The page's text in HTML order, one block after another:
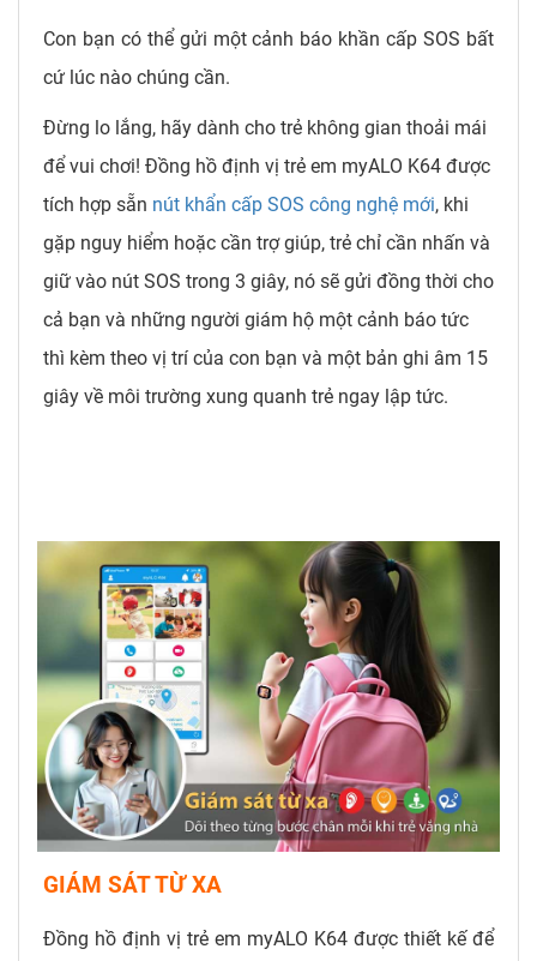
Con bạn có thể gửi một cảnh báo khần cấp SOS bất
cứ lúc nào chúng cần.
Đừng lo lắng, hãy dành cho trẻ không gian thoải mái
để vui chơi! Đồng hồ định vị trẻ em myALO K64 được
tích hợp sẵn nút khẩn cấp SOS công nghệ mới, khi
gặp nguy hiểm hoặc cần trợ giúp, trẻ chỉ cần nhấn và
giữ vào nút SOS trong 3 giây, nó sẽ gửi đồng thời cho
cả bạn và những người giám hộ một cảnh báo tức
thì kèm theo vị trí của con bạn và một bản ghi âm 15
giây về môi trường xung quanh trẻ ngay lập tức.
GIÁM SÁT TỪ XA
Đồng hồ định vị trẻ em myALO K64 được thiết kế để